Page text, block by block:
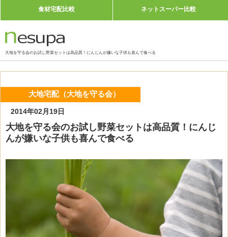
食材宅配比較 ネットスーパー比較
大地を守る会のお試し野菜セットは高品質！にんじんが嫌いな子供も喜んで食べる
大地宅配（大地を守る会）
2014年02月19日
大地を守る会のお試し野菜セットは高品質！にんじ
んが嫌いな子供も喜んで食べる